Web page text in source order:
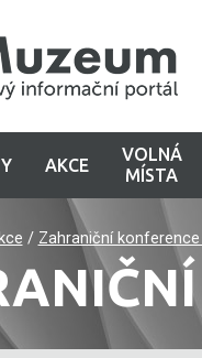
AKCE
VOLNÁ
MÍSTA
/ Zahraniční